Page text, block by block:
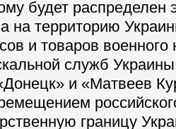
будет распределен
на территорию
и товаров военного
служб
и «Матвеев
границу